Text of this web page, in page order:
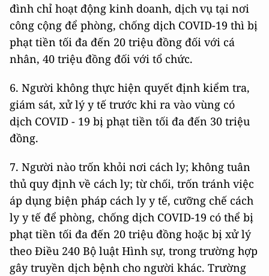
đình chỉ hoạt động kinh doanh, dịch vụ tại nơi
công cộng để phòng, chống dịch COVID-19 thì bị
phạt tiền tối đa đến 20 triệu đồng đối với cá
nhân, 40 triệu đồng đối với tổ chức.
6. Người không thực hiện quyết định kiểm tra,
giám sát, xử lý y tế trước khi ra vào vùng có
dịch COVID - 19 bị phạt tiền tối đa đến 30 triệu
đồng.
7. Người nào trốn khỏi nơi cách ly; không tuân
thủ quy định về cách ly; từ chối, trốn tránh việc
áp dụng biện pháp cách ly y tế, cưỡng chế cách
ly y tế để phòng, chống dịch COVID-19 có thể bị
phạt tiền tối đa đến 20 triệu đồng hoặc bị xử lý
theo Điều 240 Bộ luật Hình sự, trong trường hợp
gây truyền dịch bệnh cho người khác. Trường